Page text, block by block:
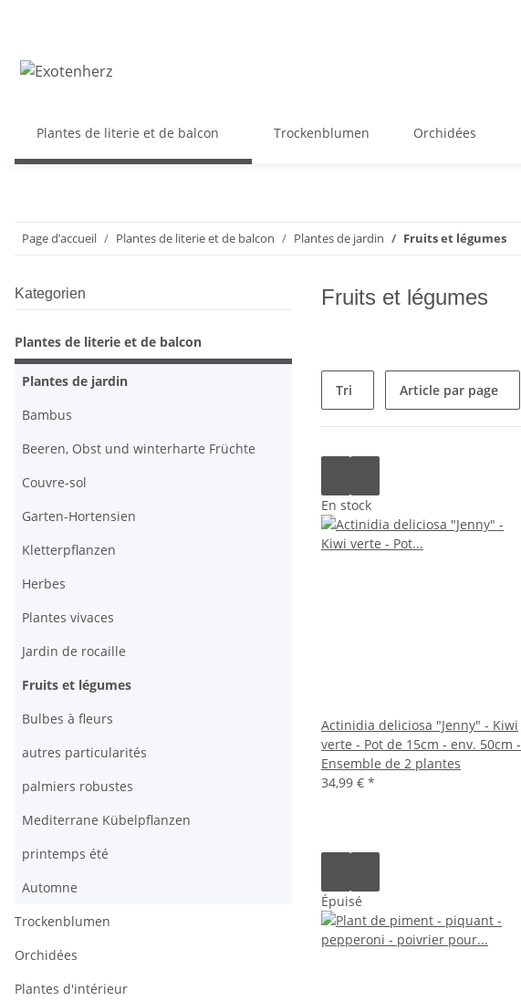
Plantes de literie et de balcon Trockenblumen Orchidées
Page d’accueil Plantes de literie et de balcon Plantes de jardin Fruits et légumes
Fruits et légumes
Tri Article par page
En stock
Actinidia deliciosa "Jenny" - Kiwi
verte - Pot de 15cm - env. 50cm -
Ensemble de 2 plantes
34,99 € *
Épuisé
Kategorien
Plantes de literie et de balcon
Plantes de jardin
Bambus
Beeren, Obst und winterharte Früchte
Couvre-sol
Garten-Hortensien
Kletterpflanzen
Herbes
Plantes vivaces
Jardin de rocaille
Fruits et légumes
Bulbes à fleurs
autres particularités
palmiers robustes
Mediterrane Kübelpflanzen
printemps été
Automne
Trockenblumen
Orchidées
Plantes d'intérieur